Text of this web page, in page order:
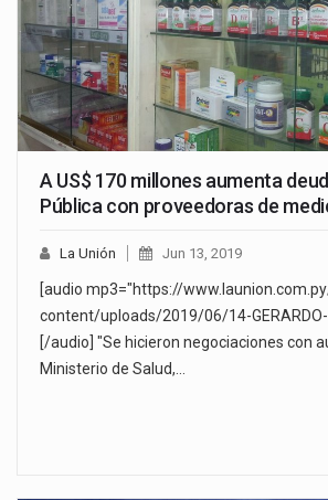
A US$ 170 millones aumenta
Pública con proveedoras de
La Unión Jun 13, 2019
[audio mp3="https://
content/uploads/2019/06/14-GERARDO-
[/audio] "Se hicieron negociaciones con
Ministerio de Salud,…